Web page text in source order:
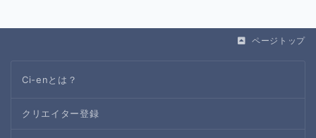
ページトップ
Ci-enとは？
クリエイター登録